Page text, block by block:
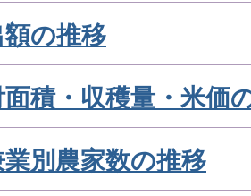
の推移
積・収穫量・米価
別農家数の推移